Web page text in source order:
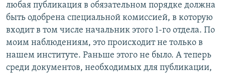
любая публикация в обязательном порядке должна
быть одобрена специальной комиссией, в которую
входит в том числе начальник этого 1-го отдела. По
моим наблюдениям, это происходит не только в
нашем институте. Раньше этого не было. А теперь
среди документов, необходимых для публикации,